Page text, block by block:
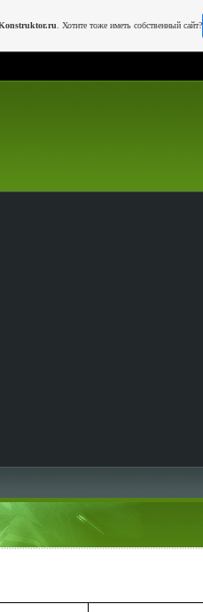
. Хотите тоже иметь собственный сайт?